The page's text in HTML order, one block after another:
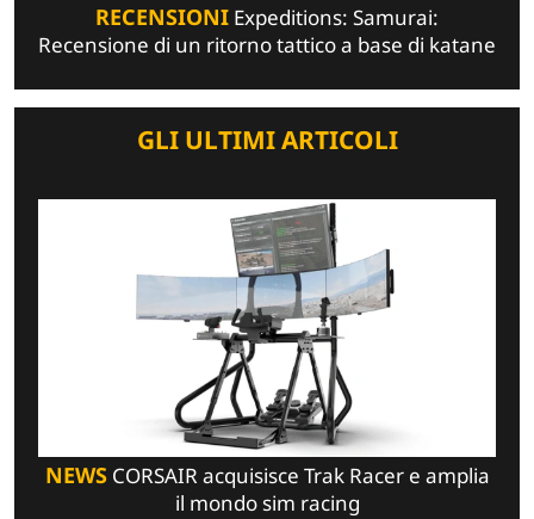
RECENSIONI Expeditions: Samurai:
Recensione di un ritorno tattico a base di katane
GLI ULTIMI ARTICOLI
NEWSCORSAIR acquisisce Trak Racer e amplia
il mondo sim racing